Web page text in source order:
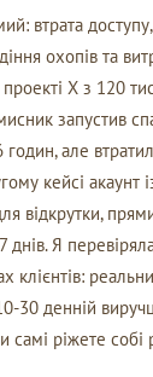
втрата
охопів та
X з 120
запустив
але
кейсі
відкрутки,
днів. Я
клієнтів:
30 денній
самі ріжете собі